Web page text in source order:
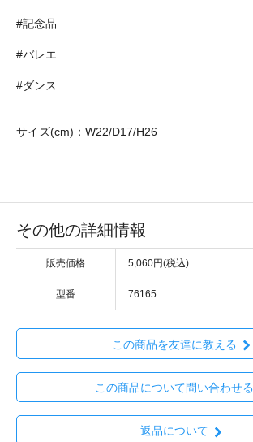
#記念品
#バレエ
#ダンス
サイズ(cm)：W22/D17/H26
その他の詳細情報
販売価格 5,060円(税込)
型番 76165
この商品を友達に教える
この商品について問い合わせる
返品について